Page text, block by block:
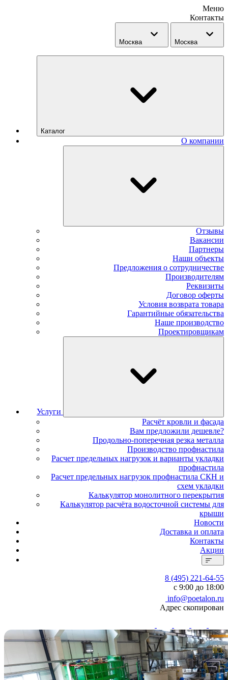
Меню
Контакты
Москва Москва
Каталог
О компании
Отзывы
Вакансии
Партнеры
Наши объекты
Предложения о сотрудничестве
Производителям
Реквизиты
Договор оферты
Условия возврата товара
Гарантийные обязательства
Наше производство
Проектировщикам
Услуги
Расчёт кровли и фасада
Вам предложили дешевле?
Продольно-поперечная резка металла
Производство профнастила
Расчет предельных нагрузок и варианты укладки
профнастила
Расчет предельных нагрузок профнастила СКН и
схем укладки
Калькулятор монолитного перекрытия
Калькулятор расчёта водосточной системы для
крыши
Новости
Доставка и оплата
Контакты
Акции
8 (495) 221-64-55
с 9:00 до 18:00
info@poetalon.ru
Адрес скопирован